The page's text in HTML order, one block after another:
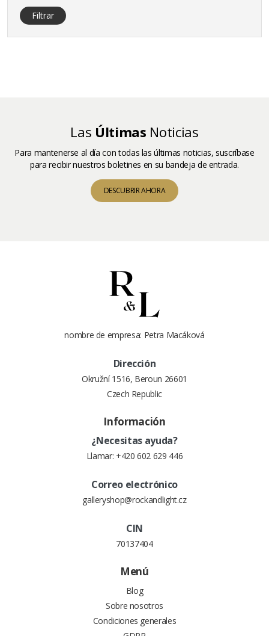
Filtrar
Las Últimas Noticias
Para mantenerse al día con todas las últimas noticias, suscríbase
para recibir nuestros boletines en su bandeja de entrada.
DESCUBRIR AHORA
nombre de empresa: Petra Macáková
Dirección
Okružní 1516, Beroun 26601
Czech Republic
Información
¿Necesitas ayuda?
Llamar: +420 602 629 446
Correo electrónico
galleryshop@rockandlight.cz
CIN
70137404
Menú
Blog
Sobre nosotros
Condiciones generales